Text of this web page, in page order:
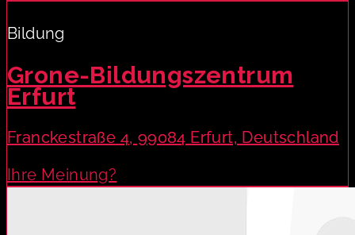
Bildung
Grone-Bildungszentrum
Erfurt
Franckestraße 4, 99084 Erfurt, Deutschland
Ihre Meinung?